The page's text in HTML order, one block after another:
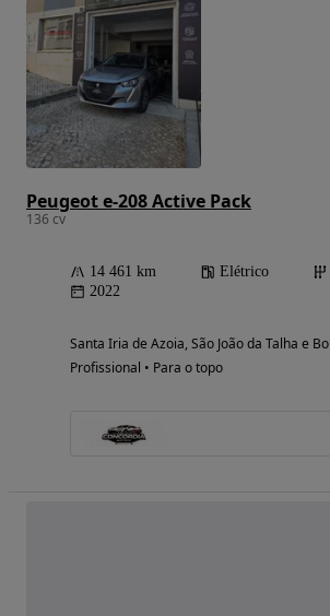
Peugeot e-208 Active Pack
136 cv
14 461 km Elétrico
2022
Santa Iria de Azoia, São João da Talha e
Profissional • Para o topo